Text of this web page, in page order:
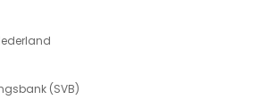
(SVB)